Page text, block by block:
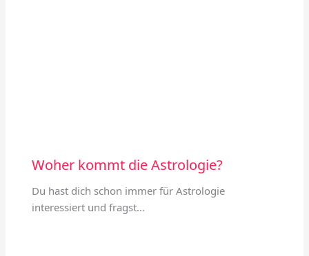
Woher kommt die Astrologie?
Du hast dich schon immer für Astrologie
interessiert und fragst…